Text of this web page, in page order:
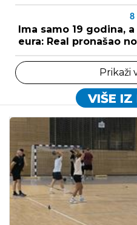
8
Ima samo 19 godina,
eura: Real pronašao
Prikaži
VIŠE IZ